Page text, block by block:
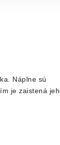
Náplne sú
je zaistená